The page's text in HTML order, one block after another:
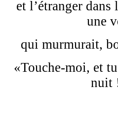
et l’étranger dans
une
qui murmurait,
«Touche-moi, et
nuit